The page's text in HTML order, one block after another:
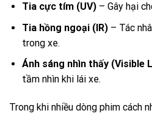
Tia cực tím (UV)– Gây hại
Tia hồng ngoại (IR)– Tác
trong xe.
Ánh sáng nhìn thấy (Visible
tầm nhìn khi lái xe.
Trong khi nhiều dòng phim cách